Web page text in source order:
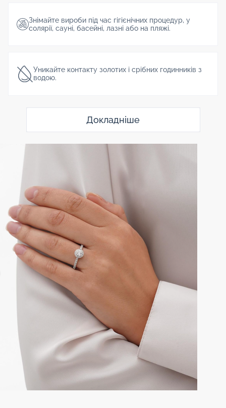
Знімайте вироби під час гігієнічних процедур, у
солярії, сауні, басейні, лазні або на пляжі.
Уникайте контакту золотих і срібних годинників з
водою.
Докладніше